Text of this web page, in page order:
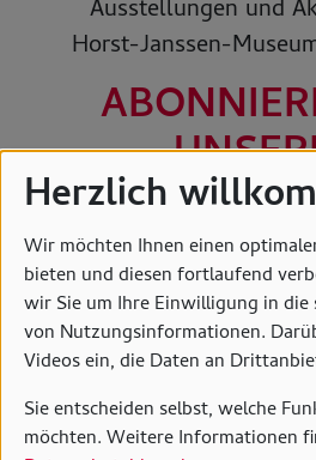
Ausstellungen und
Horst-Janssen-
Bitte hier E-Mail-
Mit der Anmeldung
einverstanden, dass
Herzlich
Wir möchten Ihnen einen
bieten und diesen fortlaufend
wir Sie um Ihre Einwilligung in die
von Nutzungsinformationen.
Videos ein, die Daten an
Sie entscheiden selbst, welche
möchten. Weitere Informationen